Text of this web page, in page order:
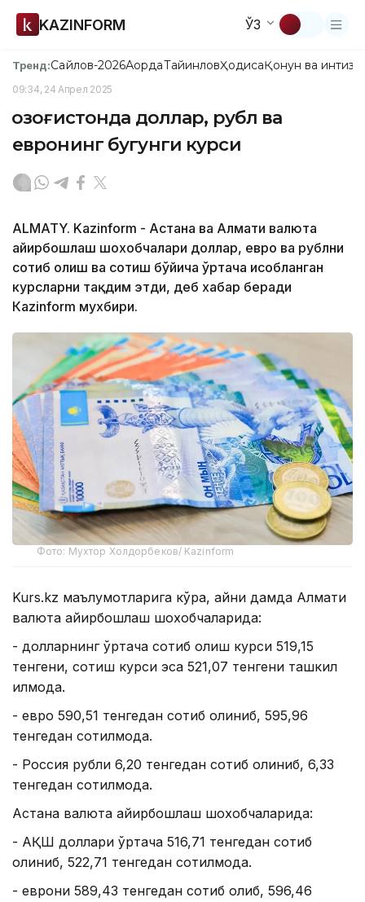
KAZINFORM ЎЗ
Тренд:Сайлов-2026АқордаТайинловҲодисаҚонун ва
09:34, 24 Апрел 2025
Қозоғистонда доллар, рубл ва
евронинг бугунги курси
ALMATY. Kazinform - Астана ва Алмати валюта
айирбошлаш шохобчалари доллар, евро ва рублни
сотиб олиш ва сотиш бўйича ўртача ҳисобланган
курсларни тақдим этди, деб хабар беради
Кazinform мухбири.
Фото: Мухтор Холдорбеков/ Kazinform
Kurs.kz маълумотларига кўра, айни дамда Алмати
валюта айирбошлаш шохобчаларида:
- долларнинг ўртача сотиб олиш курси 519,15
тенгени, сотиш курси эса 521,07 тенгени ташкил
қилмоқда.
- евро 590,51 тенгедан сотиб олиниб, 595,96
тенгедан сотилмоқда.
- Россия рубли 6,20 тенгедан сотиб олиниб, 6,33
тенгедан сотилмоқда.
Астана валюта айирбошлаш шохобчаларида:
- АҚШ доллари ўртача 516,71 тенгедан сотиб
олиниб, 522,71 тенгедан сотилмоқда.
- еврони 589,43 тенгедан сотиб олиб, 596,46